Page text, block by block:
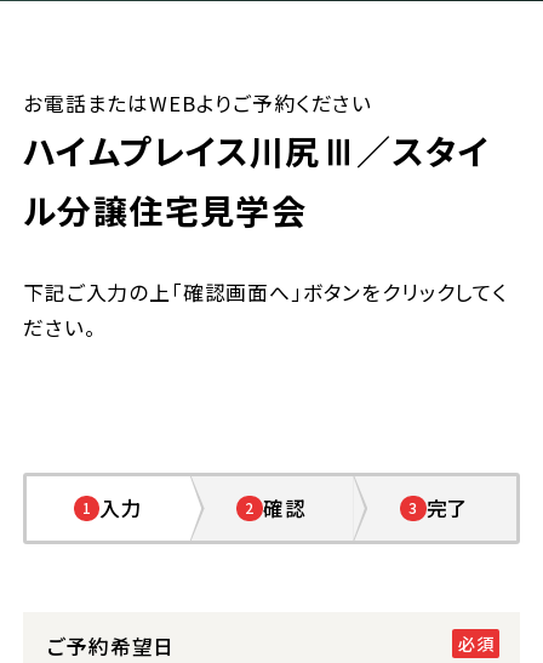
お電話またはWEBよりご予約ください
ハイムプレイス川尻Ⅲ ／スタイ
ル分譲住宅見学会
下記ご入力の上「確認画面へ」ボタンをクリックしてく
ださい。
1 入力 2 確認 3 完了
ご予約希望日